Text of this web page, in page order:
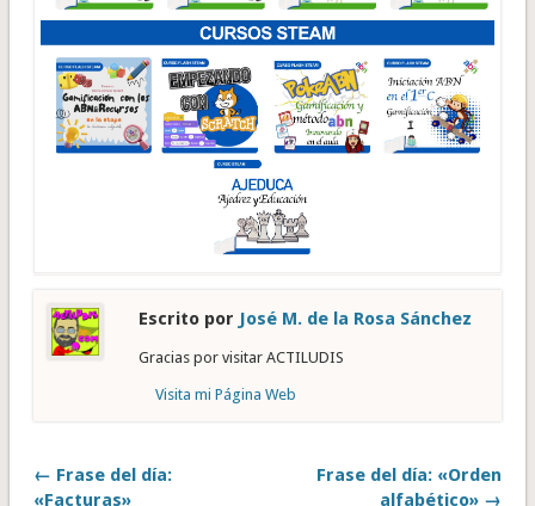
Escrito por José M. de la Rosa Sánchez
Gracias por visitar ACTILUDIS
Visita mi Página Web
← Frase del día:
«Facturas»
Frase del día: «Orden
alfabético» →